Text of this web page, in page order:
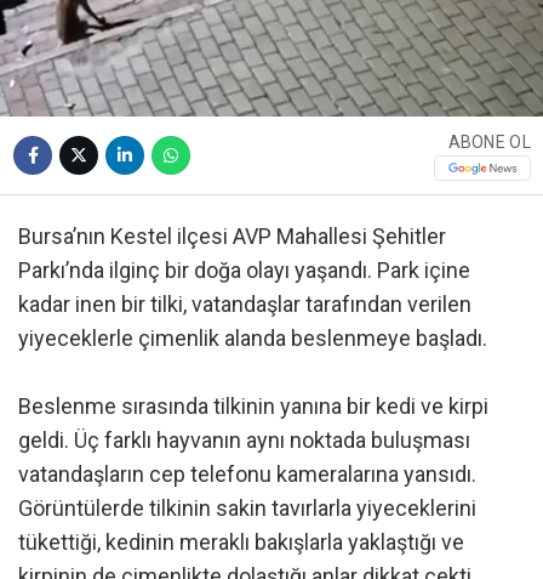
ABONE OL
Bursa’nın Kestel ilçesi AVP Mahallesi Şehitler
Parkı’nda ilginç bir doğa olayı yaşandı. Park içine
kadar inen bir tilki, vatandaşlar tarafından verilen
yiyeceklerle çimenlik alanda beslenmeye başladı.
Beslenme sırasında tilkinin yanına bir kedi ve kirpi
geldi. Üç farklı hayvanın aynı noktada buluşması
vatandaşların cep telefonu kameralarına yansıdı.
Görüntülerde tilkinin sakin tavırlarla yiyeceklerini
tükettiği, kedinin meraklı bakışlarla yaklaştığı ve